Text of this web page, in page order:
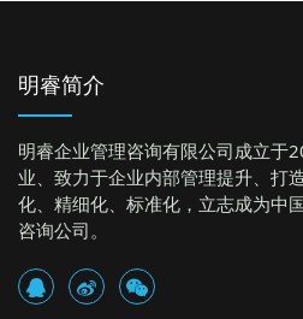
明睿简介
明睿企业管理咨询有限公司成立于
业、致力于企业内部管理提升、打
化、精细化、标准化，立志成为中
咨询公司。